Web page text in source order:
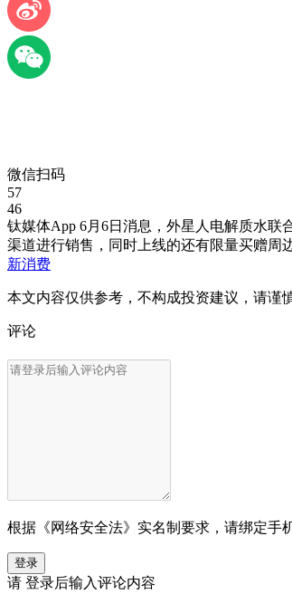
微信扫码
57
46
钛媒体App 6月6日消息，外星人电解质水联
渠道进行销售，同时上线的还有限量买赠周
新消费
本文内容仅供参考，不构成投资建议，请谨
评论
根据《网络安全法》实名制要求，请绑定手
登录
请 登录后输入评论内容